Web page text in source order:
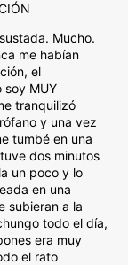
Mucho.
me habían
el
soy MUY
tranquilizó
y una vez
tumbé en una
dos minutos
un poco y lo
en una
subieran a la
todo el día,
era muy
el rato